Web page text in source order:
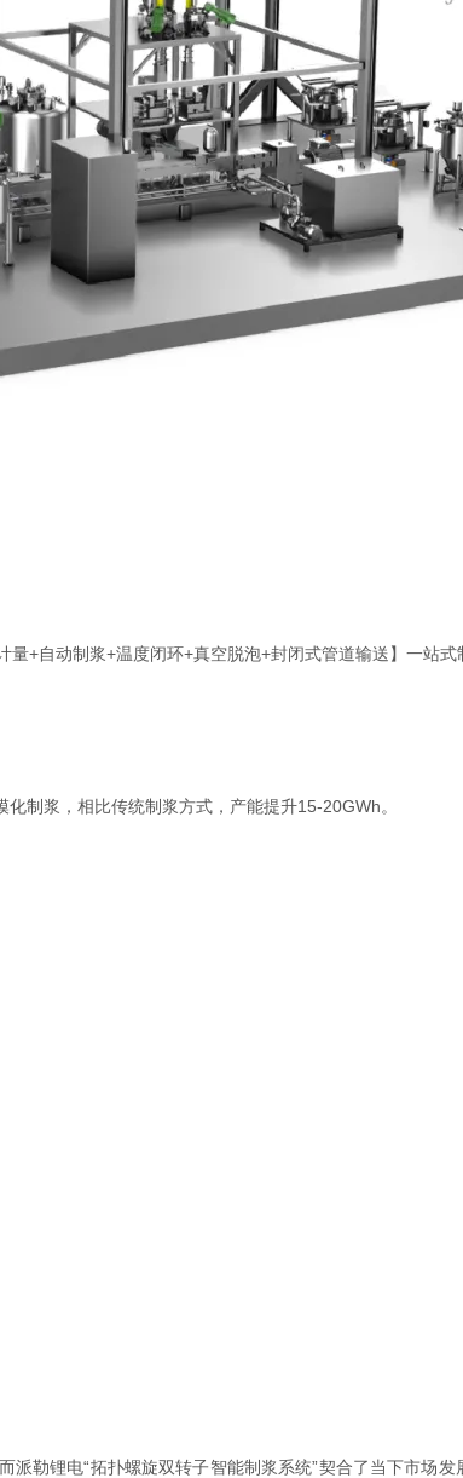
自动制浆+温度闭环+真空脱泡+封闭式管道输送】一站式
制浆，相比传统制浆方式，产能提升15-20GWh。
锂电“拓扑螺旋双转子智能制浆系统”契合了当下市场发